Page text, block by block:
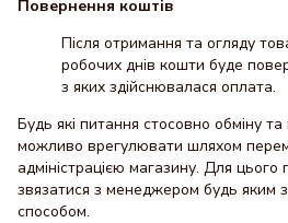
Повернення коштів
Після отримання та огляду
робочих днів кошти буде
з яких здійснювалася оплата.
Будь які питання стосовно обміну
можливо врегулювати шляхом
адміністрацією магазину. Для цього
звязатися з менеджером будь яким
способом.